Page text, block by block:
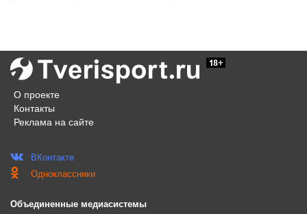
О проекте
Контакты
Реклама на сайте
ВКонтакте
Одноклассники
Объединенные медиасистемы